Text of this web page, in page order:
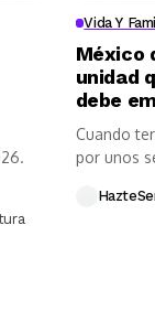
Vida Y
México
unidad
debe
Cuando
por unos